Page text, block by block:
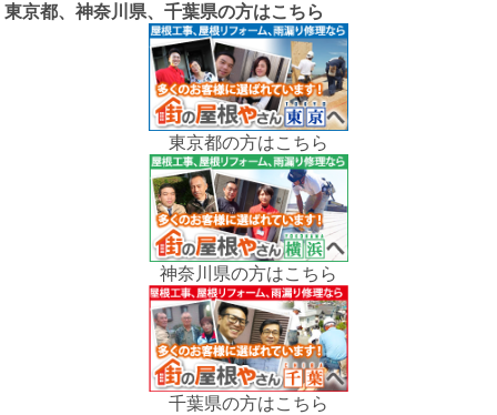
東京都、神奈川県、千葉県の方はこちら
東京都の方はこちら
神奈川県の方はこちら
千葉県の方はこちら